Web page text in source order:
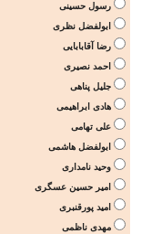
رسول حسینی
ابولفضل نظری
رضا آقابابایی
احمد نصیری
جلیل پناهی
هادی ابراهیمی
علی تهامی
ابولفضل هاشمی
وحید نامداری
امیر حسین عسگری
امید پورقنبری
مهدی ناظمی